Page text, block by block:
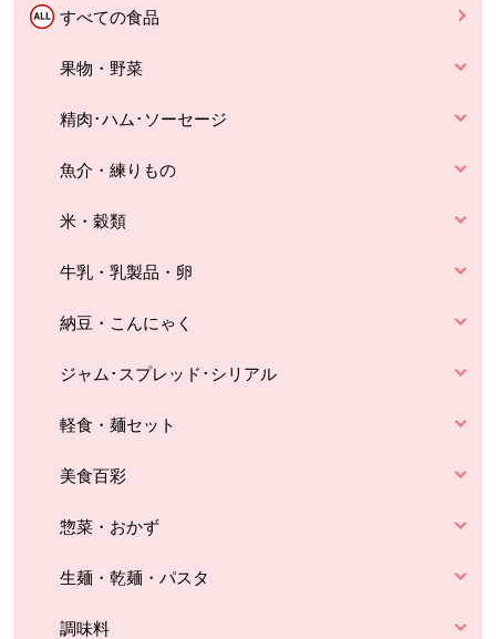
すべての食品
果物・野菜
精肉･ハム･ソーセージ
魚介・練りもの
米・穀類
牛乳・乳製品・卵
納豆・こんにゃく
ジャム･スプレッド･シリアル
軽食・麺セット
美食百彩
惣菜・おかず
生麺・乾麺・パスタ
調味料